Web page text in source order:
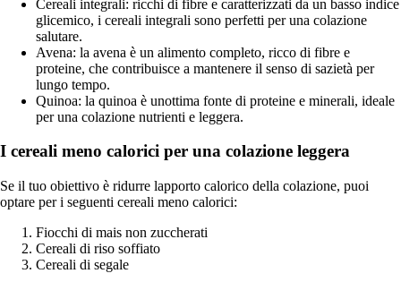
Cereali integrali: ricchi di fibre e caratterizzati da un basso indice
glicemico, i cereali integrali sono perfetti per una colazione
salutare.
Avena: la avena è un alimento completo, ricco di fibre e
proteine, che contribuisce a mantenere il senso di sazietà per
lungo tempo.
Quinoa: la quinoa è unottima fonte di proteine e minerali, ideale
per una colazione nutrienti e leggera.
I cereali meno calorici per una colazione leggera
Se il tuo obiettivo è ridurre lapporto calorico della colazione, puoi
optare per i seguenti cereali meno calorici:
Fiocchi di mais non zuccherati
Cereali di riso soffiato
Cereali di segale